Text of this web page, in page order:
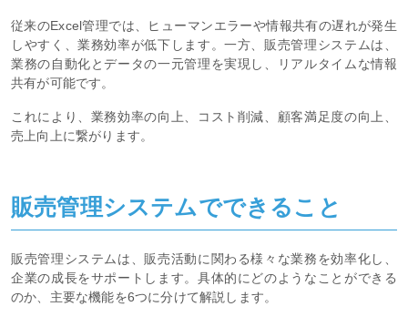
従来のExcel管理では、ヒューマンエラーや情報共有の遅れが発生
しやすく、業務効率が低下します。一方、販売管理システムは、
業務の自動化とデータの一元管理を実現し、リアルタイムな情報
共有が可能です。
これにより、業務効率の向上、コスト削減、顧客満足度の向上、
売上向上に繋がります。
販売管理システムでできること
販売管理システムは、販売活動に関わる様々な業務を効率化し、
企業の成長をサポートします。具体的にどのようなことができる
のか、主要な機能を6つに分けて解説します。